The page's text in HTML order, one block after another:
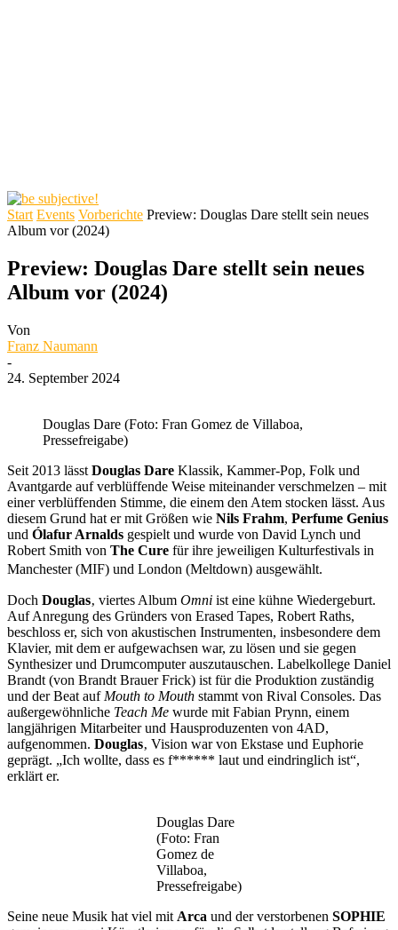
Start Events Vorberichte Preview: Douglas Dare stellt sein neues
Album vor (2024)
Preview: Douglas Dare stellt sein neues
Album vor (2024)
Von
Franz Naumann
-
24. September 2024
Douglas Dare (Foto: Fran Gomez de Villaboa,
Pressefreigabe)
Seit 2013 lässt Douglas Dare Klassik, Kammer-Pop, Folk und
Avantgarde auf verblüffende Weise miteinander verschmelzen – mit
einer verblüffenden Stimme, die einem den Atem stocken lässt. Aus
diesem Grund hat er mit Größen wie Nils Frahm, Perfume Genius
und Ólafur Arnalds gespielt und wurde von David Lynch und
Robert Smith von The Cure für ihre jeweiligen Kulturfestivals in
Manchester (MIF) und London (Meltdown) ausgewählt.
Doch Douglas‚ viertes Album Omni ist eine kühne Wiedergeburt.
Auf Anregung des Gründers von Erased Tapes, Robert Raths,
beschloss er, sich von akustischen Instrumenten, insbesondere dem
Klavier, mit dem er aufgewachsen war, zu lösen und sie gegen
Synthesizer und Drumcomputer auszutauschen. Labelkollege Daniel
Brandt (von Brandt Brauer Frick) ist für die Produktion zuständig
und der Beat auf Mouth to Mouth stammt von Rival Consoles. Das
außergewöhnliche Teach Me wurde mit Fabian Prynn, einem
langjährigen Mitarbeiter und Hausproduzenten von 4AD,
aufgenommen. Douglas‚ Vision war von Ekstase und Euphorie
geprägt. „Ich wollte, dass es f****** laut und eindringlich ist“,
erklärt er.
Douglas Dare
(Foto: Fran
Gomez de
Villaboa,
Pressefreigabe)
Seine neue Musik hat viel mit Arca und der verstorbenen SOPHIE